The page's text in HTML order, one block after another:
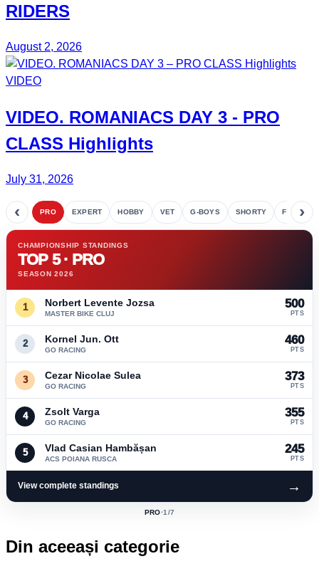
RIDERS
August 2, 2026
VIDEO
VIDEO. ROMANIACS DAY 3 - PRO
CLASS Highlights
July 31, 2026
‹ PRO EXPERT HOBBY VET G-BOYS SHORTY FETE›
CHAMPIONSHIP STANDINGS
TOP 5 · PRO
SEASON 2026
1 Norbert Levente Jozsa
MASTER BIKE CLUJ
500
PTS
2 Kornel Jun. Ott
GO RACING
460
PTS
3 Cezar Nicolae Sulea
GO RACING
373
PTS
4 Zsolt Varga
GO RACING
355
PTS
5 Vlad Casian Hambășan
ACS POIANA RUSCA
245
PTS
View complete standings →
ACTIVE
PRO·1 /7
Din aceeași categorie